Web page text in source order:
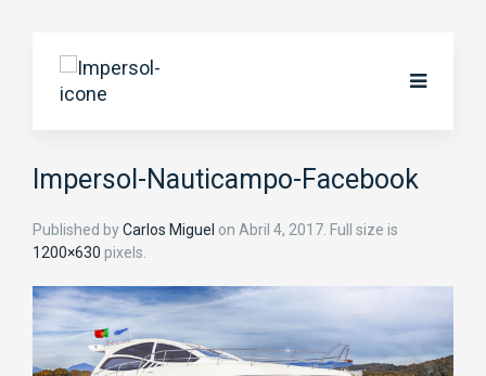
Impersol-Nauticampo-Facebook
Published byCarlos Miguel on Abril 4, 2017 . Full size is
1200×630 pixels.